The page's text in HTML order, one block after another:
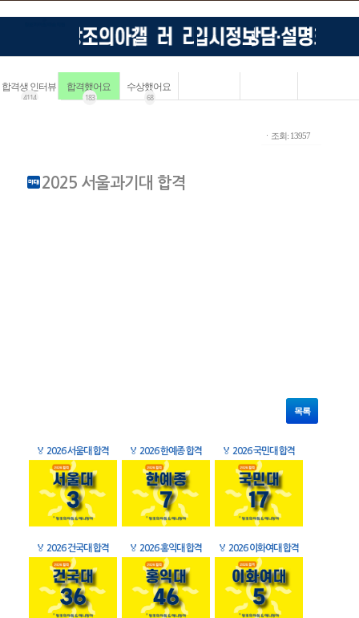
합격생 인터뷰
4114
합격했어요
183
수상했어요
68
ㆍ조회: 13957
2025 서울과기대 합격
목록
🏅 2026 서울대 합격 🏅 2026 한예종 합격 🏅 2026 국민대 합격
🏅 2026 건국대 합격 🏅 2026 홍익대 합격 🏅 2026 이화여대 합격